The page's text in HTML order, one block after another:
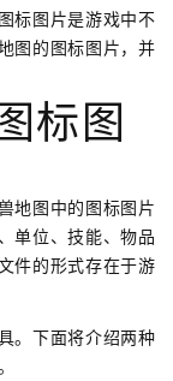
标图片是游戏中不
图的图标图片，并
标图
地图中的图标图片
单位、技能、物品
件的形式存在于游
。下面将介绍两种